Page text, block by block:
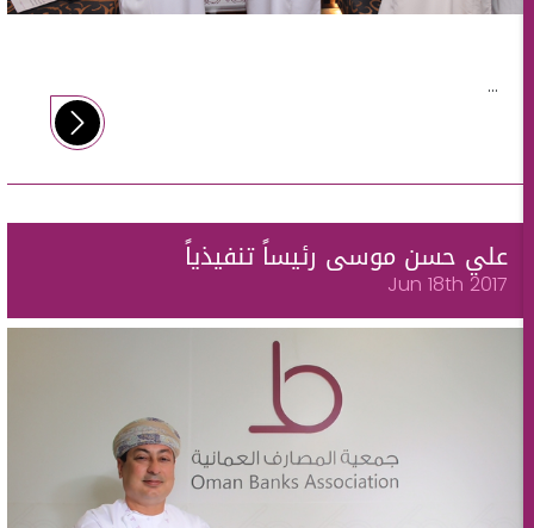
علي حسن موسى رئيساً تنفيذياً
Jun 18th 2017